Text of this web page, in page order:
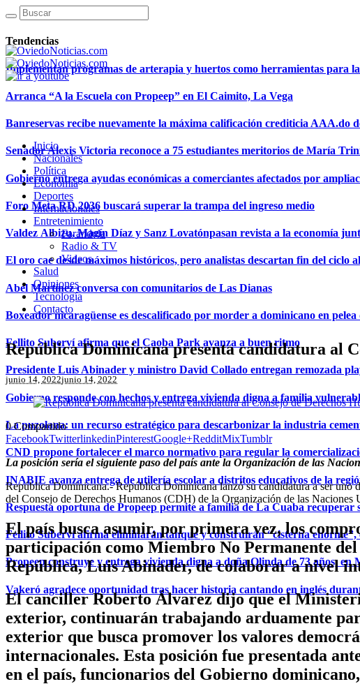
Tendencias
Implementan programas de arterapia y huertos como herramientas para
Arranca “A la Escuela con Propeep” en El Caimito, La Vega
Banreservas recibe nuevamente la máxima calificación crediticia AAA.do
Senador Alexis Victoria reconoce a 75 estudiantes meritorios de María
Gobierno entrega ayudas económicas a comerciantes afectados por
Foro Meta RD 2036 buscará superar la trampa del ingreso medio
Valdez Albizu, Magín Díaz y Sanz Lovatónpasan revista a la economía
El oro cae desde máximos históricos, pero analistas descartan fin del ciclo
Abel Martínez conversa con comunitarios de Las Dianas
Boxeador nicaragüense es descalificado por morder a dominicano en
Fellito Suberví afirma que el Caoba Park avanza a buen ritmo
Presidente Luis Abinader y ministro David Collado entregan remozada
Gobierno responde con hechos y entrega vivienda digna a familia
La puzolana: un recurso estratégico para descarbonizar la industria
CND propone fortalecer el marco normativo para regular la
INABIE avanza entrega de utilería escolar a distritos educativos de la
Respuesta oportuna de Propeep permite a familia de La Cuaba recuperar
Fellito Suberví afirma eliminarán tanque y construirán “cisterna enorme”,
Propeep construye y entrega vivienda digna a doña Olinda de 73 años,
Vakeró agradece oportunidad tras hacer historia cantando en inglés
Inicio
Nacionales
Política
Economía
Deportes
Internacionales
Entretenimiento
Farándula
Radio & TV
Videos
Salud
Opiniones
Tecnología
Contacto
República Dominicana presenta candidatura al
junio 14, 2022junio 14, 2022
0Compartido
FacebookTwitterlinkedinPinterestGoogle+RedditMixTumblr
La posición sería el siguiente paso del país ante la Organización de las
República Dominicana.- República Dominicana lanzó su candidatura a ser
del Consejo de Derechos Humanos (CDH) de la Organización de las
El país busca asumir, por primera vez, los
participación como Miembro No Permanente
República, Luis Abinader, de colaborar a nivel
El canciller Roberto Álvarez dijo que el
exterior, continuarán trabajando arduamente
exterior que busca promover los valores
internacionales. Esta posición fue presentada
en el país, funcionarios del Gobierno